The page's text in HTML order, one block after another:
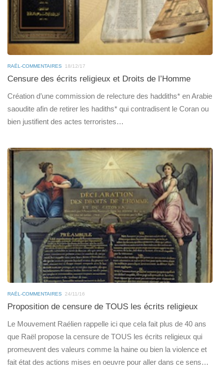
RAËL-COMMENTAIRES 18/12/17
Censure des écrits religieux et Droits de l’Homme
Création d’une commission de relecture des haddiths* en Arabie
saoudite afin de retirer les hadiths* qui contradisent le Coran ou
bien justifient des actes terroristes…
RAËL-COMMENTAIRES 24/11/16
Proposition de censure de TOUS les écrits religieux
Le Mouvement Raélien rappelle ici que cela fait plus de 40 ans
que Raël propose la censure de TOUS les écrits religieux qui
promeuvent des valeurs comme la haine ou bien la violence et
fait état des actions mises en oeuvre pour aller dans ce sens…